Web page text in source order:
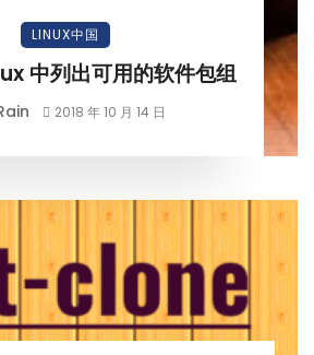
LINUX中国
中列出可用的软件包组
2018 年 10 月 14 日